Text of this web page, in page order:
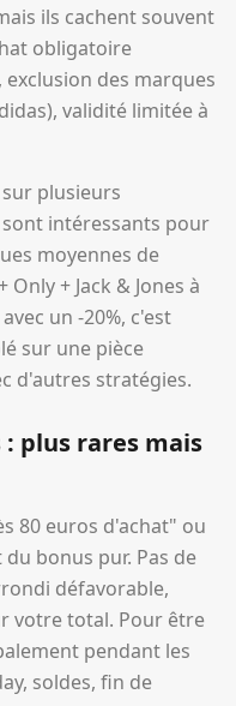
ils cachent souvent
obligatoire
des marques
validité limitée à
plusieurs
sont intéressants pour
moyennes de
+ Jack & Jones à
un -20%, c'est
sur une pièce
d'autres stratégies.
plus rares mais
80 euros d'achat" ou
bonus pur. Pas de
défavorable,
votre total. Pour être
pendant les
soldes, fin de